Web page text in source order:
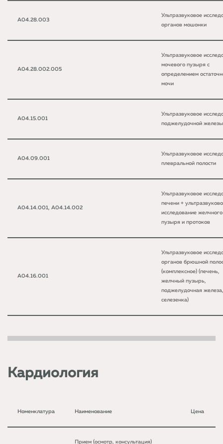
A04.28.003
Ультразвуковое
органов мошонки
A04.28.002.005
Ультразвуковое
мочевого пузыря с
определением
мочи
A04.15.001
Ультразвуковое
поджелудочной железы
A04.09.001
Ультразвуковое
плевральной полости
A04.14.001, A04.14.002
Ультразвуковое
печени +
исследование желчного
пузыря и протоков
A04.16.001
Ультразвуковое
органов брюшной
(комплексное) (печень,
желчный пузырь,
поджелудочная железа,
селезенка)
Кардиология
Номенклатура Наименование Цена
Прием (осмотр, консультация)